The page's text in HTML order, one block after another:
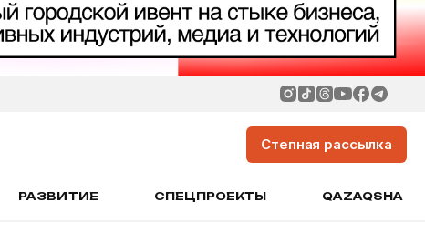
Степная рассылка
РАЗВИТИЕ СПЕЦПРОЕКТЫ QAZAQSHA